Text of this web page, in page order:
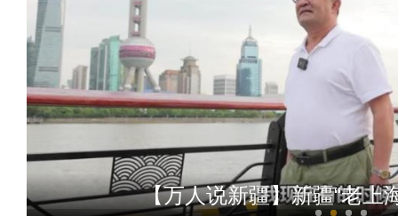
【万人说新疆】新疆“老上